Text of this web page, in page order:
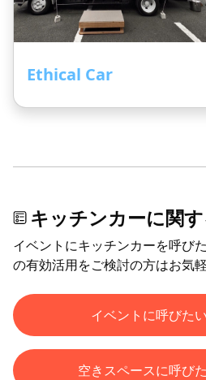
Ethical Car
キッチンカーに関
イベントにキッチンカーを呼び
の有効活用をご検討の方はお気
イベントに呼びた
空きスペースに呼び